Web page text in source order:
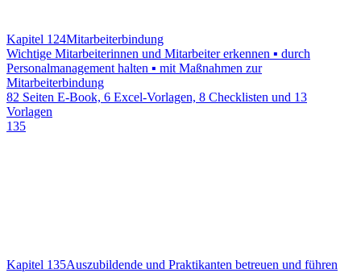
Kapitel 124Mitarbeiterbindung
Wichtige Mitarbeiterinnen und Mitarbeiter erkennen ▪ durch
Personalmanagement halten ▪ mit Maßnahmen zur
Mitarbeiterbindung
82 Seiten E-Book, 6 Excel-Vorlagen, 8 Checklisten und 13
Vorlagen
135
Kapitel 135Auszubildende und Praktikanten betreuen und führen